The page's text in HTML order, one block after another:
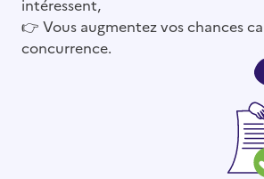
intéressent,
👉 Vous augmentez vos chances
concurrence.